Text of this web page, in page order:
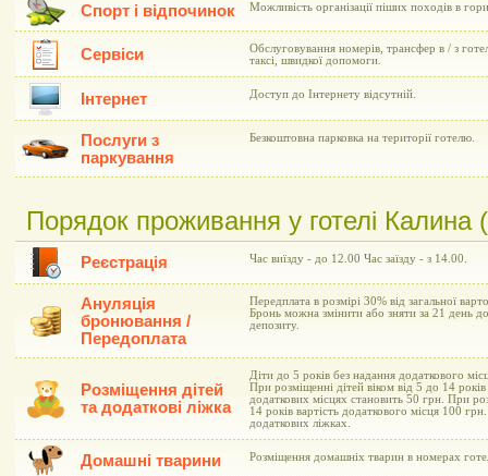
Спорт і відпочинок Можливість організації піших походів в
Сервіси
Обслуговування номерів, трансфер в / з
таксі, швидкої допомоги.
Інтернет Доступ до Інтернету відсутній.
Послуги з
паркування
Безкоштовна парковка на території готелю.
Порядок проживання у готелі Калина
Реєстрація Час виїзду - до 12.00 Час заїзду - з 14.00.
Ануляція
бронювання /
Передоплата
Передплата в розмірі 30% від загальної
Бронь можна змінити або зняти за 21 день
депозиту.
Розміщення дітей
та додаткові ліжка
Діти до 5 років без надання додаткового
При розміщенні дітей віком від 5 до 14
додаткових місцях становить 50 грн. При
14 років вартість додаткового місця 100
додаткових ліжках.
Домашні тварини Розміщення домашніх тварин в номерах